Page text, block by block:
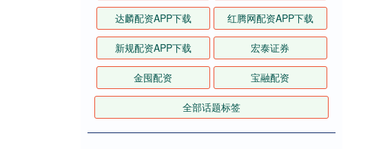
达麟配资APP下载 红腾网配资APP下载
新规配资APP下载 宏泰证券
金囤配资 宝融配资
全部话题标签